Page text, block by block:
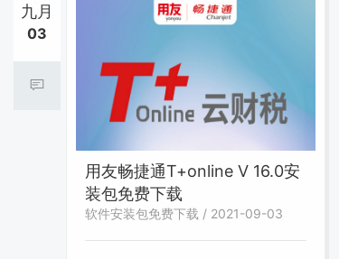
九月
03
用友畅捷通T+online V 16.0安
装包免费下载
软件安装包免费下载 / 2021-09-03